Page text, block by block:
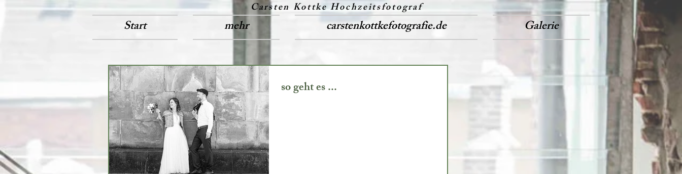
Carsten Kottke Hochzeitsfotograf
Start mehr carstenkottkefotografie.de Galerie
so geht es ...